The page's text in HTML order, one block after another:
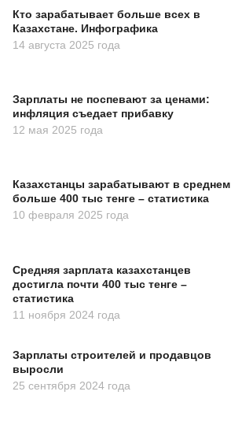
Кто зарабатывает больше всех в
Казахстане. Инфографика
14 августа 2025 года
Зарплаты не поспевают за ценами:
инфляция съедает прибавку
12 мая 2025 года
Казахстанцы зарабатывают в среднем
больше 400 тыс тенге – статистика
10 февраля 2025 года
Средняя зарплата казахстанцев
достигла почти 400 тыс тенге –
статистика
11 ноября 2024 года
Зарплаты строителей и продавцов
выросли
25 сентября 2024 года